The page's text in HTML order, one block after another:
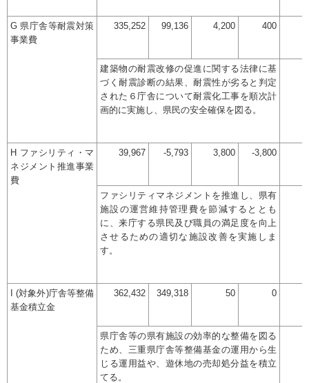
G 県庁舎等耐震対策
事業費
335,252 99,136 4,200 400
建築物の耐震改修の促進に関する法律に基
づく耐震診断の結果、耐震性が劣ると判定
された６庁舎について耐震化工事を順次計
画的に実施し、県民の安全確保を図る。
H ファシリティ・マ
ネジメント推進事業
費
39,967 -5,793 3,800 -3,800
ファシリティマネジメントを推進し、県有
施設の運営維持管理費を節減するととも
に、来庁する県民及び職員の満足度を向上
させるための適切な施設改善を実施しま
す。
I (対象外)庁舎等整備
基金積立金
362,432 349,318 50 0
県庁舎等の県有施設の効率的な整備を図る
ため、三重県庁舎等整備基金の運用から生
じる運用益や、遊休地の売却処分益を積立
てる。